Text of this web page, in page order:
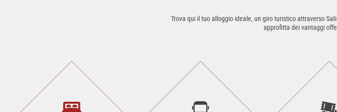
Trova qui il tuo alloggio ideale, un giro turistico attraverso
approfitta dei vantaggi